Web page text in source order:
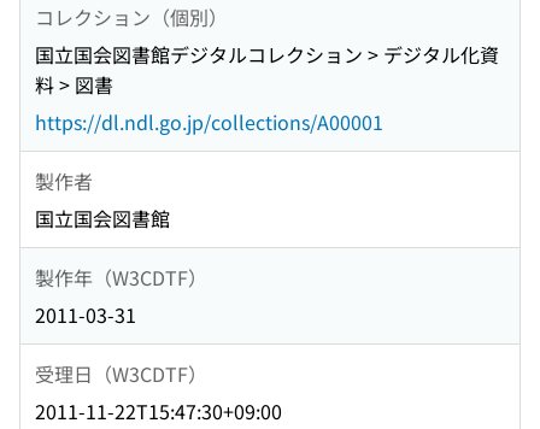
コレクション（個別）
国立国会図書館デジタルコレクション > デジタル化資
料 > 図書
https://dl.ndl.go.jp/collections/A00001
製作者
国立国会図書館
製作年（W3CDTF）
2011-03-31
受理日（W3CDTF）
2011-11-22T15:47:30+09:00